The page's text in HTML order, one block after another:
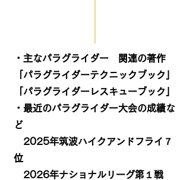
・主なパラグライダー 関連の著作
「パラグライダーテクニックブック」
「パラグライダーレスキューブック」
・最近のパラグライダー大会の成績な
ど
2025年筑波ハイクアンドフライ７
位
2026年ナショナルリーグ第１戦